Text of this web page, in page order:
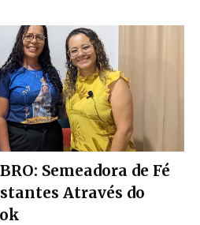
Semeadora de Fé
Através do